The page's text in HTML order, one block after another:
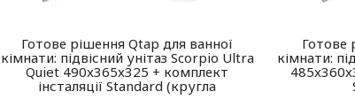
Готове рішення Qtap для ванної
кімнати: підвісний унітаз Scorpio Ultra
Quiet 490x365x325 + комплект
інсталяції Standard (кругла
Готове
кімнати: